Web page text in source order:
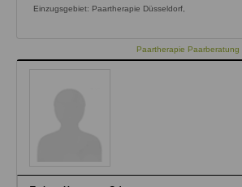
Einzugsgebiet: Paartherapie Düsseldorf,
Paartherapie